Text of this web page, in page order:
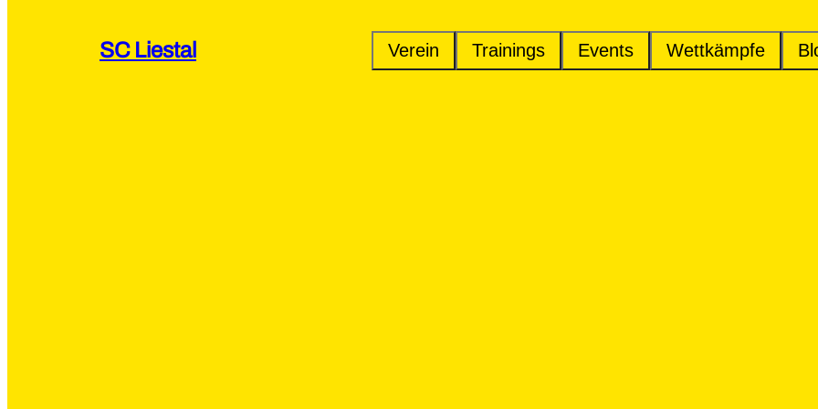
SC Liestal Verein Trainings Events Wettkämpfe